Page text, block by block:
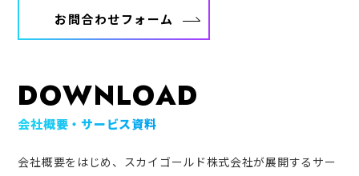
お問合わせフォーム
DOWNLOAD
会社概要・サービス資料
会社概要をはじめ、スカイゴールド株式会社が展開するサー